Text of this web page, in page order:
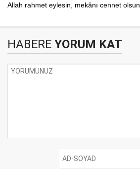
Allah rahmet eylesin, mekânı cennet olsun.
HABERE YORUM KAT